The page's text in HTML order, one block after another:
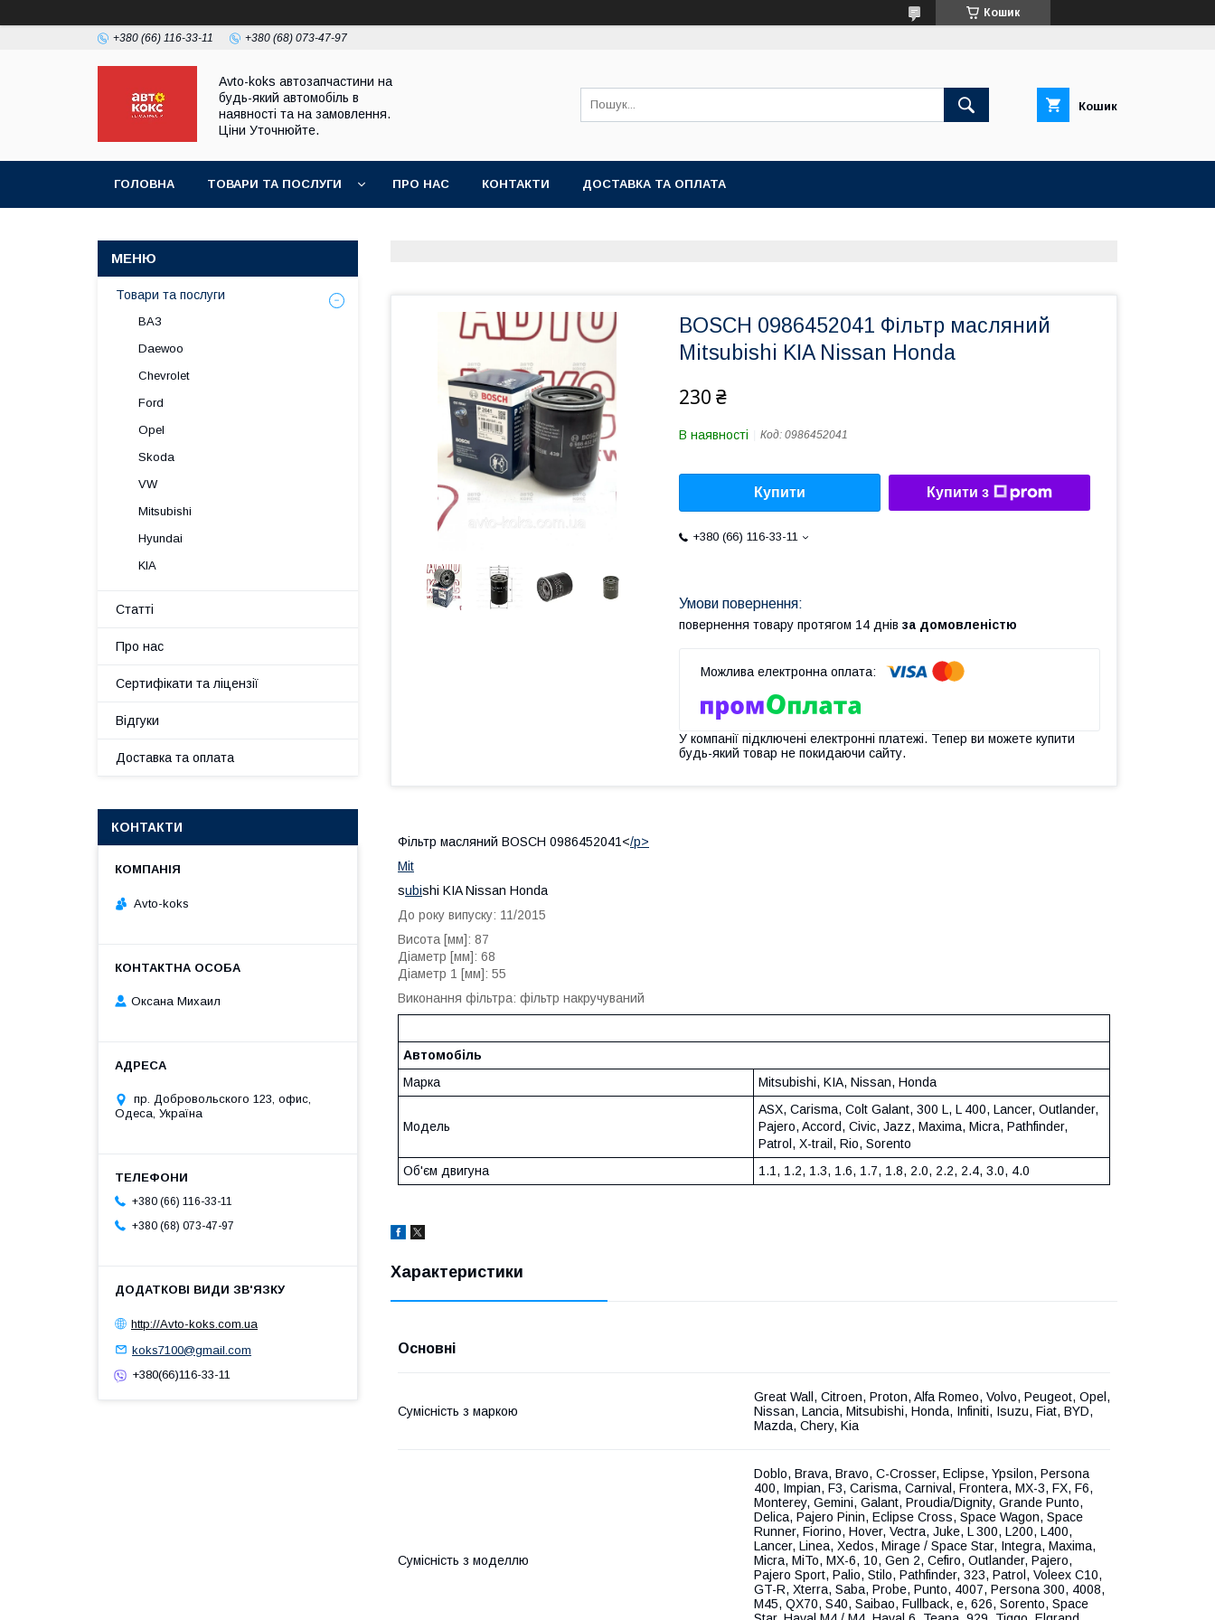
Кошик
+380 (66) 116-33-11 +380 (68) 073-47-97
Avto-koks автозапчастини на
будь-який автомобіль в
наявності та на замовлення.
Ціни Уточнюйте.
Кошик
ГОЛОВНА ТОВАРИ ТА ПОСЛУГИ ПРО НАС КОНТАКТИ ДОСТАВКА ТА ОПЛАТА
BOSCH 0986452041 Фільтр масляний
Mitsubishi KIA Nissan Honda
230 ₴
В наявності Код: 0986452041
Купити Купити з
+380 (66) 116-33-11
повернення товару протягом 14 днів за домовленістю
У компанії підключені електронні платежі. Тепер ви можете купити
будь-який товар не покидаючи сайту.
Фільтр масляний BOSCH 0986452041</p>
Mit
subishi KIA Nissan Honda
До року випуску: 11/2015
Висота [мм]: 87
Діаметр [мм]: 68
Діаметр 1 [мм]: 55
Виконання фільтра: фільтр накручуваний
Автомобіль
Марка
Mitsubishi, KIA, Nissan, Honda
Модель
ASX, Carisma, Colt Galant, 300 L, L 400, Lancer, Outlander,
Pajero, Accord, Civic, Jazz, Maxima, Micra, Pathfinder,
Patrol, X-trail, Rio, Sorento
Об'єм двигуна
1.1, 1.2, 1.3, 1.6, 1.7, 1.8, 2.0, 2.2, 2.4, 3.0, 4.0
Характеристики
Основні
Сумісність з маркою
Great Wall, Citroen, Proton, Alfa Romeo, Volvo, Peugeot, Opel,
Nissan, Lancia, Mitsubishi, Honda, Infiniti, Isuzu, Fiat, BYD,
Mazda, Chery, Kia
Сумісність з моделлю
Doblo, Brava, Bravo, C-Crosser, Eclipse, Ypsilon, Persona
400, Impian, F3, Carisma, Carnival, Frontera, MX-3, FX, F6,
Monterey, Gemini, Galant, Proudia/Dignity, Grande Punto,
Delica, Pajero Pinin, Eclipse Cross, Space Wagon, Space
Runner, Fiorino, Hover, Vectra, Juke, L 300, L200, L400,
Lancer, Linea, Xedos, Mirage / Space Star, Integra, Maxima,
Micra, MiTo, MX-6, 10, Gen 2, Cefiro, Outlander, Pajero,
Pajero Sport, Palio, Stilo, Pathfinder, 323, Patrol, Voleex C10,
GT-R, Xterra, Saba, Probe, Punto, 4007, Persona 300, 4008,
M45, QX70, S40, Saibao, Fullback, e, 626, Sorento, Space
Товари та послуги
ВАЗ
Daewoo
Chevrolet
Ford
Opel
Skoda
VW
Mitsubishi
Hyundai
KIA
Статті
Про нас
Сертифікати та ліцензії
Відгуки
Доставка та оплата
КОНТАКТИ
Avto-koks
Оксана Михаил
пр. Добровольского 123, офис,
Одеса, Україна
+380 (66) 116-33-11
+380 (68) 073-47-97
http://Avto-koks.com.ua
koks7100@gmail.com
+380(66)116-33-11